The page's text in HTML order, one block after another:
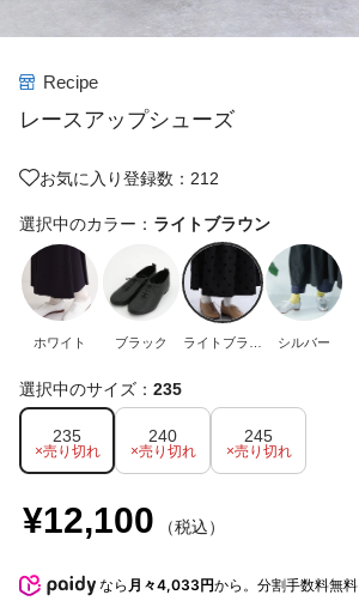
Recipe
レースアップシューズ
お気に入り登録数：212
選択中のカラー： ライトブラウン
ホワイト ブラック
ライトブラウ
シルバー
選択中のサイズ： 235
235
×売り切れ
240
×売り切れ
245
×売り切れ
¥12,100 （税込）
なら 月々4,033円から。分割手数料無料